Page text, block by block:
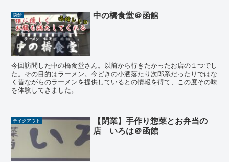
函館 中の橋食堂＠函館
今回訪問した中の橋食堂さん。以前から行きたかったお店の１つでし
た。その目的はラーメン。今どきの小洒落たり次郎系だったりではな
く昔ながらのラーメンを提供しているとの情報を得て、この度その味
を体験してきました。
テイクアウト
【閉業】手作り惣菜とお弁当の
店 いろは＠函館